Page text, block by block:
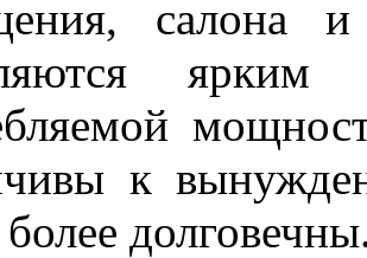
салона
ярким
к
более